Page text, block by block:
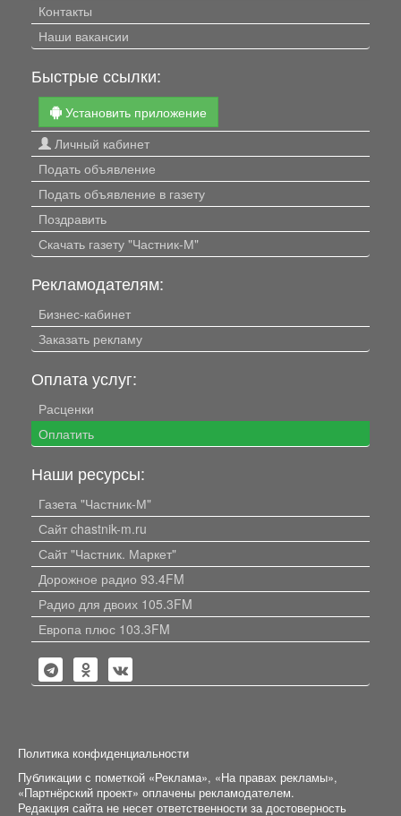
Контакты
Наши вакансии
Быстрые ссылки:
Установить приложение
Личный кабинет
Подать объявление
Подать объявление в газету
Поздравить
Скачать газету "Частник-М"
Рекламодателям:
Бизнес-кабинет
Заказать рекламу
Оплата услуг:
Расценки
Оплатить
Наши ресурсы:
Газета "Частник-М"
Сайт chastnik-m.ru
Сайт "Частник. Маркет"
Дорожное радио 93.4FM
Радио для двоих 105.3FM
Европа плюс 103.3FM
Политика конфиденциальности
Публикации с пометкой «Реклама», «На правах рекламы»,
«Партнёрский проект» оплачены рекламодателем.
Редакция сайта не несет ответственности за достоверность